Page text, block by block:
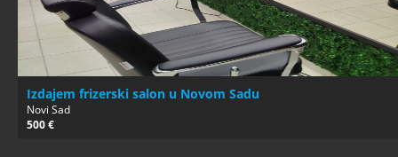
Izdajem frizerski salon u Novom Sadu
Novi Sad
500 €